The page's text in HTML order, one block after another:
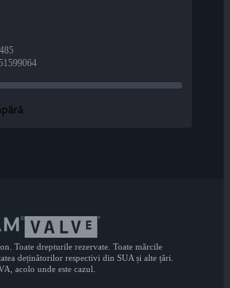
485
Toate drepturile rezervate. Toate mărcile
deținătorilor respectivi din SUA și alte țări.
acolo unde este cazul.